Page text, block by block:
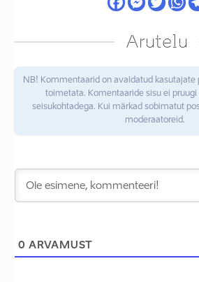
Arutelu
NB! Kommentaarid on avaldatud kasutajate
toimetata. Komentaaride sisu ei
seisukohtadega. Kui märkad sobimatut
moderaatoreid.
0 ARVAMUST